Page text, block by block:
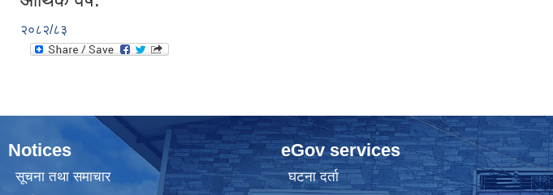
२०८२/८३
Notices
सूचना तथा समाचार
eGov services
घटना दर्ता